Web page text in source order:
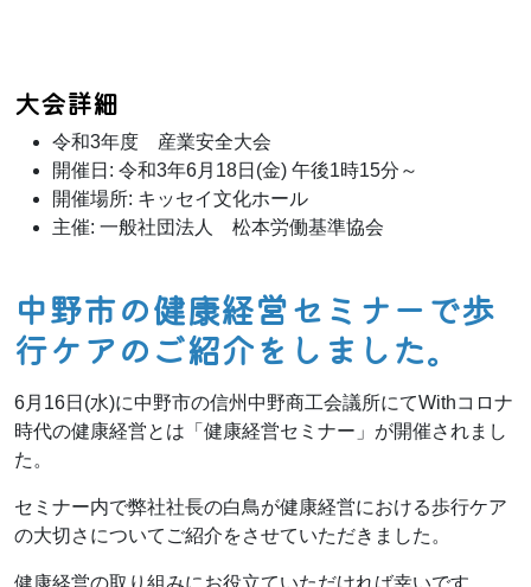
大会詳細
令和3年度 産業安全大会
開催日: 令和3年6月18日(金) 午後1時15分～
開催場所: キッセイ文化ホール
主催: 一般社団法人 松本労働基準協会
中野市の健康経営セミナーで歩
行ケアのご紹介をしました。
6月16日(水)に中野市の信州中野商工会議所にてWithコロナ
時代の健康経営とは「健康経営セミナー」が開催されまし
た。
セミナー内で弊社社長の白鳥が健康経営における歩行ケア
の大切さについてご紹介をさせていただきました。